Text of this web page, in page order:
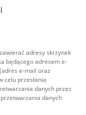
adresy skrzynek
będącego adresem e-
e-mail oraz
celu przesłania
danych przez
danych